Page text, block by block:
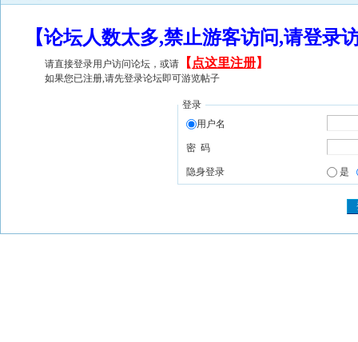
【论坛人数太多,禁止游客访问,请登
请直接登录用户访问论坛，或请 【 点这里注册】
如果您已注册,请先登录论坛即可游览帖子
登录
用户名
密 码
隐身登录 是